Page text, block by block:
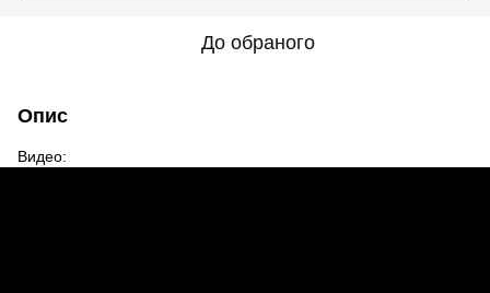
До обраного
Опис
Видео: